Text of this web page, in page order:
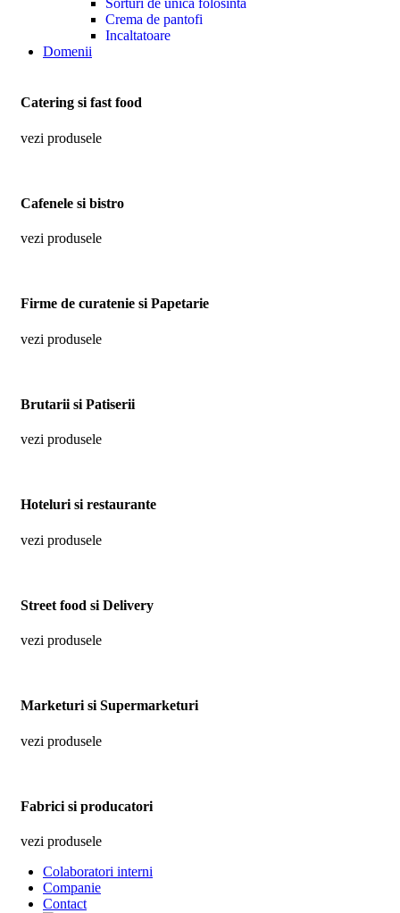
Sorturi de unica folosinta
Crema de pantofi
Incaltatoare
Domenii
Catering si fast food
vezi produsele
Cafenele si bistro
vezi produsele
Firme de curatenie si Papetarie
vezi produsele
Brutarii si Patiserii
vezi produsele
Hoteluri si restaurante
vezi produsele
Street food si Delivery
vezi produsele
Marketuri si Supermarketuri
vezi produsele
Fabrici si producatori
vezi produsele
Colaboratori interni
Companie
Contact